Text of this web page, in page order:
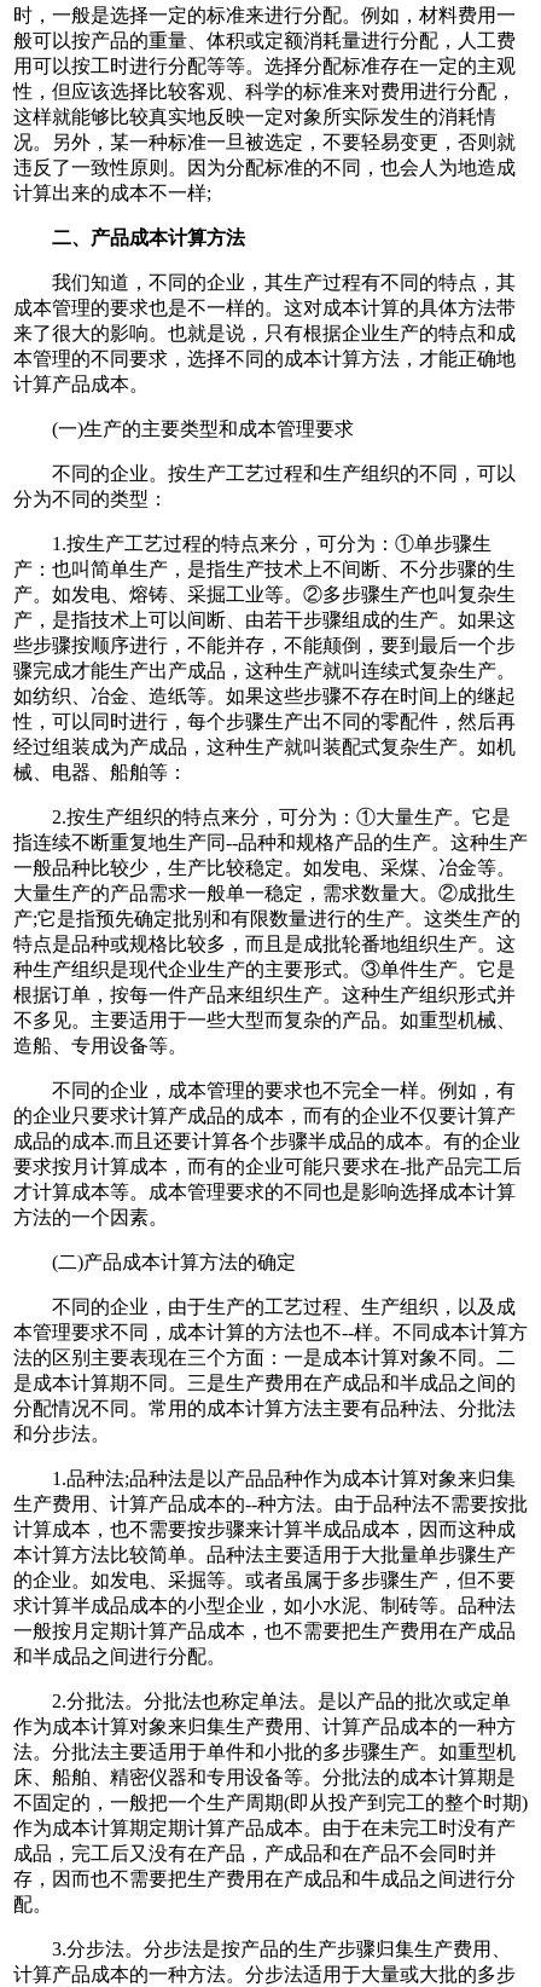
时，一般是选择一定的标准来进行分配。例如，材料费用一
般可以按产品的重量、体积或定额消耗量进行分配，人工费
用可以按工时进行分配等等。选择分配标准存在一定的主观
性，但应该选择比较客观、科学的标准来对费用进行分配，
这样就能够比较真实地反映一定对象所实际发生的消耗情
况。另外，某一种标准一旦被选定，不要轻易变更，否则就
违反了一致性原则。因为分配标准的不同，也会人为地造成
计算出来的成本不一样;
二、产品成本计算方法
我们知道，不同的企业，其生产过程有不同的特点，其
成本管理的要求也是不一样的。这对成本计算的具体方法带
来了很大的影响。也就是说，只有根据企业生产的特点和成
本管理的不同要求，选择不同的成本计算方法，才能正确地
计算产品成本。
(一)生产的主要类型和成本管理要求
不同的企业。按生产工艺过程和生产组织的不同，可以
分为不同的类型：
1.按生产工艺过程的特点来分，可分为：①单步骤生
产：也叫简单生产，是指生产技术上不间断、不分步骤的生
产。如发电、熔铸、采掘工业等。②多步骤生产也叫复杂生
产，是指技术上可以间断、由若干步骤组成的生产。如果这
些步骤按顺序进行，不能并存，不能颠倒，要到最后一个步
骤完成才能生产出产成品，这种生产就叫连续式复杂生产。
如纺织、冶金、造纸等。如果这些步骤不存在时间上的继起
性，可以同时进行，每个步骤生产出不同的零配件，然后再
经过组装成为产成品，这种生产就叫装配式复杂生产。如机
械、电器、船舶等：
2.按生产组织的特点来分，可分为：①大量生产。它是
指连续不断重复地生产同--品种和规格产品的生产。这种生产
一般品种比较少，生产比较稳定。如发电、采煤、冶金等。
大量生产的产品需求一般单一稳定，需求数量大。②成批生
产;它是指预先确定批别和有限数量进行的生产。这类生产的
特点是品种或规格比较多，而且是成批轮番地组织生产。这
种生产组织是现代企业生产的主要形式。③单件生产。它是
根据订单，按每一件产品来组织生产。这种生产组织形式并
不多见。主要适用于一些大型而复杂的产品。如重型机械、
造船、专用设备等。
不同的企业，成本管理的要求也不完全一样。例如，有
的企业只要求计算产成品的成本，而有的企业不仅要计算产
成品的成本.而且还要计算各个步骤半成品的成本。有的企业
要求按月计算成本，而有的企业可能只要求在-批产品完工后
才计算成本等。成本管理要求的不同也是影响选择成本计算
方法的一个因素。
(二)产品成本计算方法的确定
不同的企业，由于生产的工艺过程、生产组织，以及成
本管理要求不同，成本计算的方法也不--样。不同成本计算方
法的区别主要表现在三个方面：一是成本计算对象不同。二
是成本计算期不同。三是生产费用在产成品和半成品之间的
分配情况不同。常用的成本计算方法主要有品种法、分批法
和分步法。
1.品种法;品种法是以产品品种作为成本计算对象来归集
生产费用、计算产品成本的--种方法。由于品种法不需要按批
计算成本，也不需要按步骤来计算半成品成本，因而这种成
本计算方法比较简单。品种法主要适用于大批量单步骤生产
的企业。如发电、采掘等。或者虽属于多步骤生产，但不要
求计算半成品成本的小型企业，如小水泥、制砖等。品种法
一般按月定期计算产品成本，也不需要把生产费用在产成品
和半成品之间进行分配。
2.分批法。分批法也称定单法。是以产品的批次或定单
作为成本计算对象来归集生产费用、计算产品成本的一种方
法。分批法主要适用于单件和小批的多步骤生产。如重型机
床、船舶、精密仪器和专用设备等。分批法的成本计算期是
不固定的，一般把一个生产周期(即从投产到完工的整个时期)
作为成本计算期定期计算产品成本。由于在未完工时没有产
成品，完工后又没有在产品，产成品和在产品不会同时并
存，因而也不需要把生产费用在产成品和牛成品之间进行分
配。
3.分步法。分步法是按产品的生产步骤归集生产费用、
计算产品成本的一种方法。分步法适用于大量或大批的多步